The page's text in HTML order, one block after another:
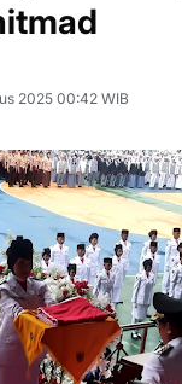
2025 00:42 WIB